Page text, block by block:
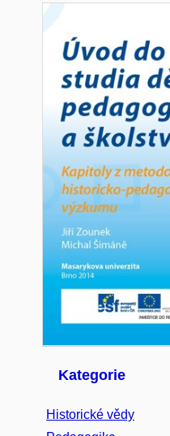
Kategorie
Historické vědy